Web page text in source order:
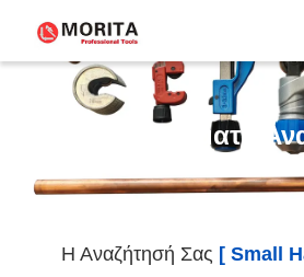
Αποτελέσματα
Η Αναζήτησή Σας [ Small